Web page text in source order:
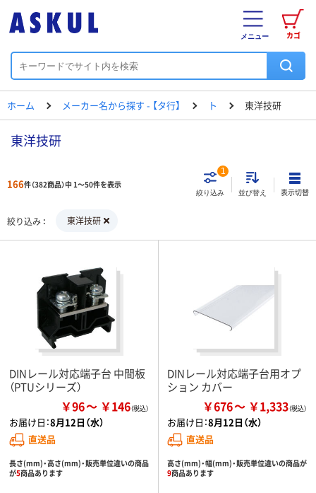
カゴ
メニュー
ホーム メーカー名から探す - 【タ行】 ト 東洋技研
東洋技研
166件（382商品）中 1～50件を表示
絞り込み
1
並び替え 表示切替
絞り込み 東洋技研
DINレール対応端子台 中間板
（PTUシリーズ）
￥96 ￥146
お届け日：8月12日（水）
直送品
長さ(mm)・高さ(mm)・販売単位違いの商品
が5商品あります
DINレール対応端子台用オプ
ション カバー
￥676 ￥1,333
お届け日：8月12日（水）
直送品
高さ(mm)・幅(mm)・販売単位違いの商品が
9商品あります